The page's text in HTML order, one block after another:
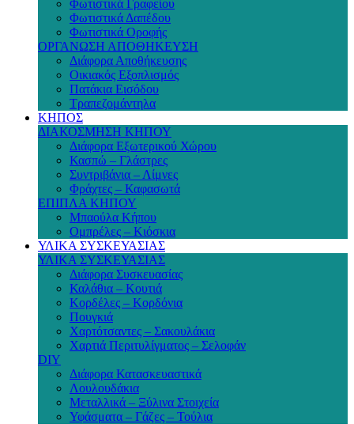
Φωτιστικά Γραφείου
Φωτιστικά Δαπέδου
Φωτιστικά Οροφής
ΟΡΓΑΝΩΣΗ ΑΠΟΘΗΚΕΥΣΗ
Διάφορα Αποθήκευσης
Οικιακός Εξοπλισμός
Πατάκια Εισόδου
Τραπεζομάντηλα
ΚΗΠΟΣ
ΔΙΑΚΟΣΜΗΣΗ ΚΗΠΟΥ
Διάφορα Εξωτερικού Χώρου
Κασπώ – Γλάστρες
Συντριβάνια – Λίμνες
Φράχτες – Καφασωτά
ΕΠΙΠΛΑ ΚΗΠΟΥ
Μπαούλα Κήπου
Ομπρέλες – Κιόσκια
ΥΛΙΚΑ ΣΥΣΚΕΥΑΣΙΑΣ
ΥΛΙΚΑ ΣΥΣΚΕΥΑΣΙΑΣ
Διάφορα Συσκευασίας
Καλάθια – Κουτιά
Κορδέλες – Κορδόνια
Πουγκιά
Χαρτότσαντες – Σακουλάκια
Χαρτιά Περιτυλίγματος – Σελοφάν
DIY
Διάφορα Κατασκευαστικά
Λουλουδάκια
Μεταλλικά – Ξύλινα Στοιχεία
Υφάσματα – Γάζες – Τούλια